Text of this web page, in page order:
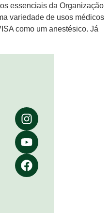
essenciais da Organização
variedade de usos médicos
como um anestésico. Já